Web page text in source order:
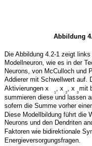
Abbildung
Die Abbildung 4.2-1 zeigt
Modellneuron, wie es in der
Neurons, von McCulloch und
Addierer mit Schwellwert auf.
Aktivierungen x
1
, x
2
, x
3
mit
summieren diese und lassen
sofern die Summe vorher
Diese Modellbildung führt die
Neurons und den Dendriten
Faktoren wie bidirektionale
Energieversorgungsfragen.